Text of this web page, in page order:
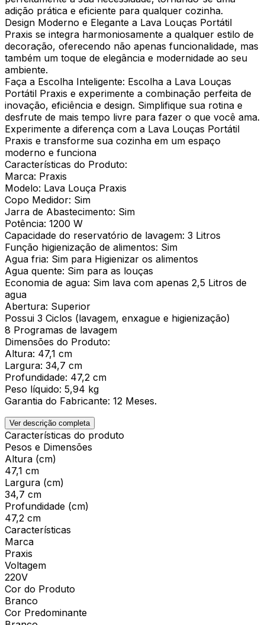
adição prática e eficiente para qualquer cozinha.
Design Moderno e Elegante a Lava Louças Portátil
Praxis se integra harmoniosamente a qualquer estilo de
decoração, oferecendo não apenas funcionalidade, mas
também um toque de elegância e modernidade ao seu
ambiente.
Faça a Escolha Inteligente: Escolha a Lava Louças
Portátil Praxis e experimente a combinação perfeita de
inovação, eficiência e design. Simplifique sua rotina e
desfrute de mais tempo livre para fazer o que você ama.
Experimente a diferença com a Lava Louças Portátil
Praxis e transforme sua cozinha em um espaço
moderno e funciona
Características do Produto:
Marca: Praxis
Modelo: Lava Louça Praxis
Copo Medidor: Sim
Jarra de Abastecimento: Sim
Potência: 1200 W
Capacidade do reservatório de lavagem: 3 Litros
Função higienização de alimentos: Sim
Agua fria: Sim para Higienizar os alimentos
Agua quente: Sim para as louças
Economia de agua: Sim lava com apenas 2,5 Litros de
agua
Abertura: Superior
Possui 3 Ciclos (lavagem, enxague e higienização)
8 Programas de lavagem
Dimensões do Produto:
Altura: 47,1 cm
Largura: 34,7 cm
Profundidade: 47,2 cm
Peso líquido: 5,94 kg
Garantia do Fabricante: 12 Meses.
Ver descrição completa
Características do produto
Pesos e Dimensões
Altura (cm)
47,1 cm
Largura (cm)
34,7 cm
Profundidade (cm)
47,2 cm
Características
Marca
Praxis
Voltagem
220V
Cor do Produto
Branco
Cor Predominante